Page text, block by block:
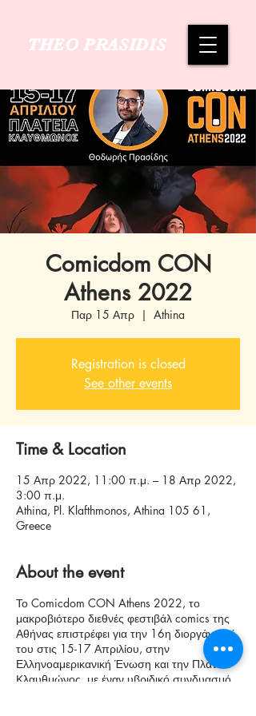
THEO PRASIDIS
Comicdom CON
Athens 2022
Παρ 15 Απρ
  |
Athina
Registration is closed
See other events
Time & Location
15 Απρ 2022, 11:00 π.μ. – 18 Απρ 2022,
3:00 π.μ.
Athina, Pl. Klafthmonos, Athina 105 61,
Greece
About the event
Το Comicdom CON Athens 2022, το
μακροβιότερο διεθνές φεστιβάλ comics της
Αθήνας επιστρέφει για την 16η διοργάνωσή
του στις 15-17 Απριλίου, στην
Ελληνοαμερικανική Ένωση και την Πλατεία
Κλαυθμώνος, με έναν υβριδικό συνδυασμό